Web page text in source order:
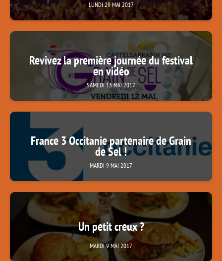
LUNDI 29 MAI 2017
Revivez la première journée du festival
en vidéo
SAMEDI 13 MAI 2017
France 3 Occitanie partenaire de Grain
de Sel !
MARDI 9 MAI 2017
Un petit creux ?
MARDI 9 MAI 2017